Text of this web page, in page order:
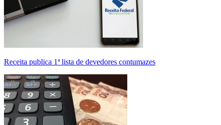
Receita publica 1ª lista de devedores contumazes